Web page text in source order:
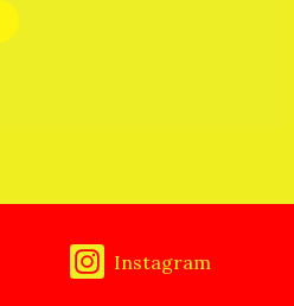
Instagram